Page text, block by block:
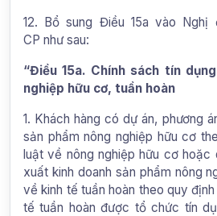
12. Bổ sung Điều 15a vào Nghị
CP như sau:
“Điều 15a. Chính sách tín
nghiệp hữu cơ, tuần hoàn
1. Khách hàng có dự án, phương
sản phẩm nông nghiệp hữu cơ
luật về nông nghiệp hữu cơ hoặc
xuất kinh doanh sản phẩm nông
về kinh tế tuần hoàn theo quy
tế tuần hoàn được tổ chức tín